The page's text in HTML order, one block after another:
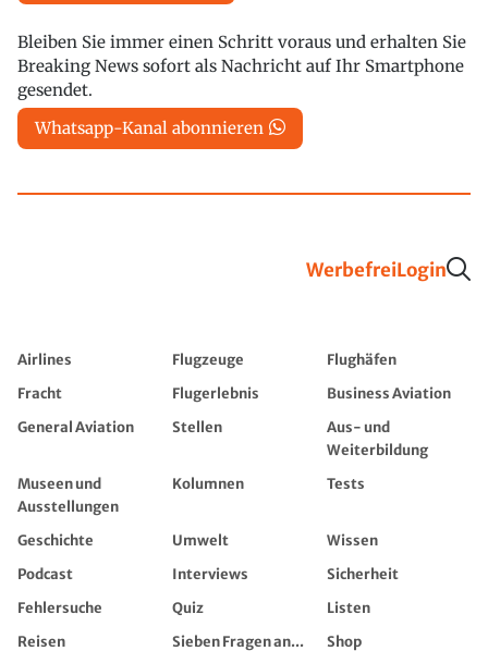
Bleiben Sie immer einen Schritt voraus und erhalten Sie
Breaking News sofort als Nachricht auf Ihr Smartphone
gesendet.
Whatsapp-Kanal abonnieren
WerbefreiLogin
Airlines Flugzeuge
Flughäfen
Fracht
Flugerlebnis
Business Aviation
General Aviation
Stellen
Aus- und
Weiterbildung
Museen und
Ausstellungen
Kolumnen Tests
Geschichte Umwelt
Wissen
Podcast
Interviews
Sicherheit
Fehlersuche
Quiz
Listen
Reisen
Sieben Fragen an...
Shop